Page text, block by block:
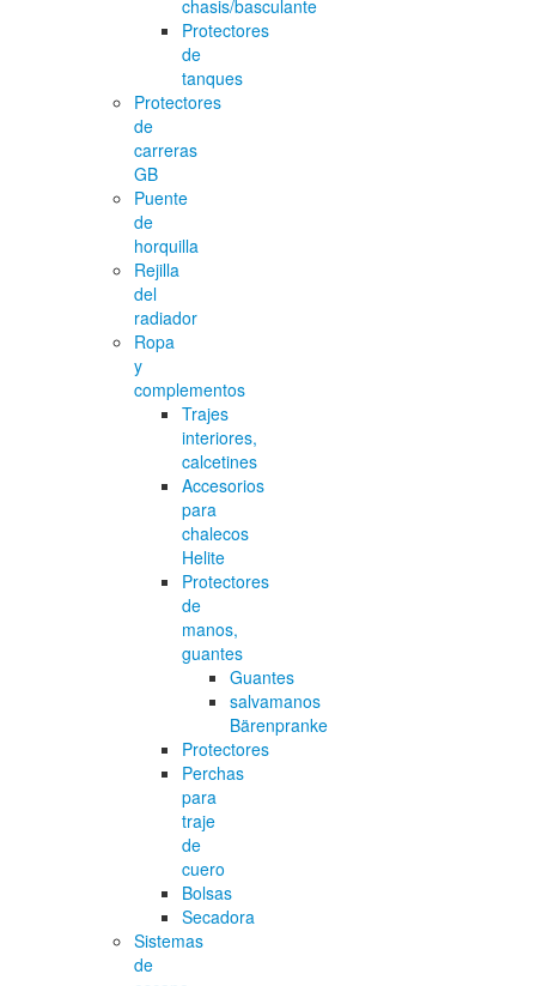
chasis/basculante
Protectores
de
tanques
Protectores
de
carreras
GB
Puente
de
horquilla
Rejilla
del
radiador
Ropa
y
complementos
Trajes
interiores,
calcetines
Accesorios
para
chalecos
Helite
Protectores
de
manos,
guantes
Guantes
salvamanos
Bärenpranke
Protectores
Perchas
para
traje
de
cuero
Bolsas
Secadora
Sistemas
de